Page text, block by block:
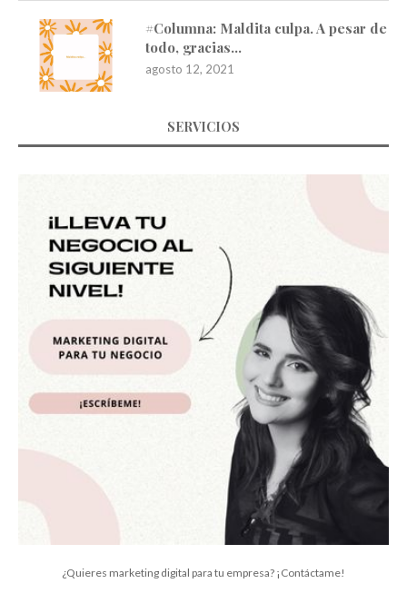
#Columna: Maldita culpa. A pesar de
todo, gracias…
agosto 12, 2021
SERVICIOS
¿Quieres marketing digital para tu empresa? ¡Contáctame!